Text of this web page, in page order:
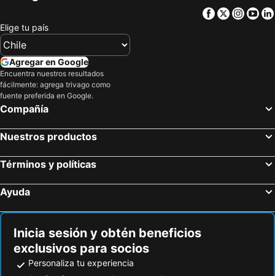
Facebook
Twitter
Elige tu país
Agregar en Google
Encuentra nuestros resultados
fácilmente: agrega trivago como
fuente preferida en Google.
Compañía
Nuestros productos
Términos y políticas
Ayuda
Inicia sesión y obtén beneficios
exclusivos para socios
Personaliza tu experiencia